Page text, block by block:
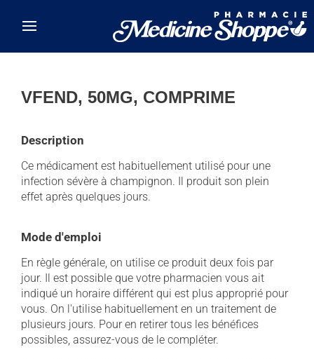
VFEND, 50MG, COMPRIME
Description
Ce médicament est habituellement utilisé pour une
infection sévère à champignon. Il produit son plein
effet après quelques jours.
Mode d'emploi
En règle générale, on utilise ce produit deux fois par
jour. Il est possible que votre pharmacien vous ait
indiqué un horaire différent qui est plus approprié pour
vous. On l'utilise habituellement en un traitement de
plusieurs jours. Pour en retirer tous les bénéfices
possibles, assurez-vous de le compléter.